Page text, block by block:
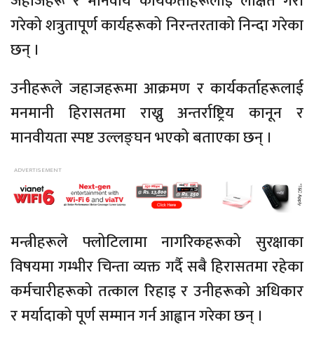
गरेको शत्रुतापूर्ण कार्यहरूको निरन्तरताको निन्दा गरेका
छन् ।
उनीहरूले जहाजहरूमा आक्रमण र कार्यकर्ताहरूलाई
मनमानी हिरासतमा राख्नु अन्तर्राष्ट्रिय कानून र
मानवीयता स्पष्ट उल्लङ्घन भएको बताएका छन् ।
मन्त्रीहरूले फ्लोटिलामा नागरिकहरूको सुरक्षाका
विषयमा गम्भीर चिन्ता व्यक्त गर्दै सबै हिरासतमा रहेका
कर्मचारीहरूको तत्काल रिहाइ र उनीहरूको अधिकार
र मर्यादाको पूर्ण सम्मान गर्न आह्वान गरेका छन् ।